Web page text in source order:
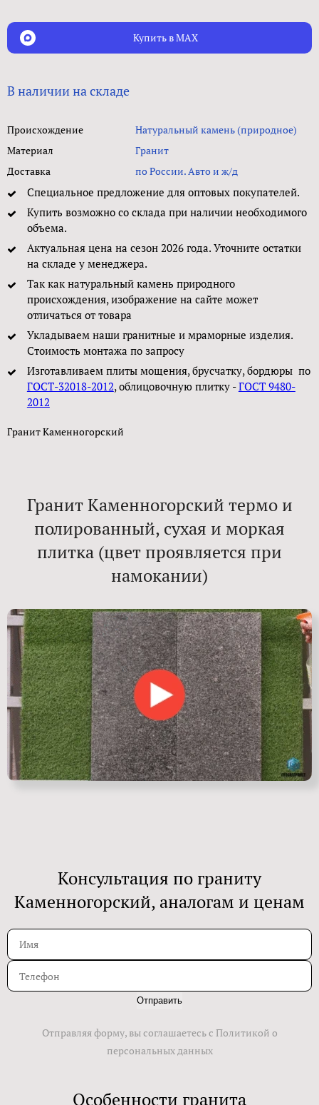
Купить в MAX
В наличии на складе
Происхождение
Натуральный камень (природное)
Материал
Гранит
Доставка
по России. Авто и ж/д
Специальное предложение для оптовых покупателей.
Купить возможно со склада при наличии необходимого
объема.
Актуальная цена на сезон 2026 года. Уточните остатки
на складе у менеджера.
Так как натуральный камень природного
происхождения, изображение на сайте может
отличаться от товара
Укладываем наши гранитные и мраморные изделия.
Стоимость монтажа по запросу
Изготавливаем плиты мощения, брусчатку, бордюры по
ГОСТ-32018-2012, облицовочную плитку -ГОСТ 9480-
2012
Гранит Каменногорский
Гранит Каменногорский термо и
полированный, сухая и моркая
плитка (цвет проявляется при
намокании)
Консультация по граниту
Каменногорский, аналогам и ценам
Отправить
Отправляя форму, вы соглашаетесь с Политикой о
персональных данных
Особенности гранита